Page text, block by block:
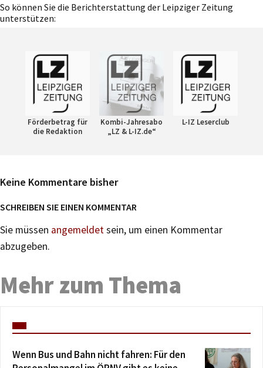
So können Sie die Berichterstattung der Leipziger Zeitung
unterstützen:
Förderbetrag für
die Redaktion
Kombi-Jahresabo
„LZ & L-IZ.de“
L-IZ Leserclub
Keine Kommentare bisher
SCHREIBEN SIE EINEN KOMMENTAR
Sie müssen angemeldetsein, um einen Kommentar
abzugeben.
Mehr zum Thema
Wenn Bus und Bahn nicht fahren: Für den